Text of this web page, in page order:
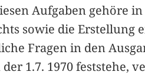
Aufgaben gehöre
sowie die Erstellung
Fragen in den
1.7. 1970 feststehe,